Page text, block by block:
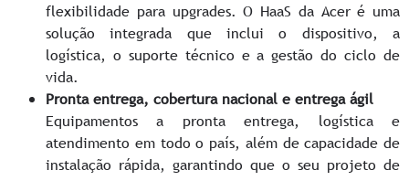
flexibilidade para upgrades. O HaaS da Acer é uma
solução integrada que inclui o dispositivo, a
logística, o suporte técnico e a gestão do ciclo de
vida.
Pronta entrega, cobertura nacional e entrega ágil
Equipamentos a pronta entrega, logística e
atendimento em todo o país, além de capacidade de
instalação rápida, garantindo que o seu projeto de